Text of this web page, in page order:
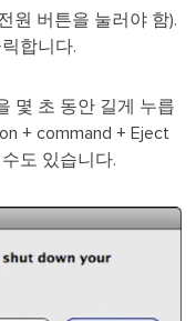
원 버튼을 눌러야 함).
합니다.
몇 초 동안 길게 누릅
+ command + Eject
도 있습니다.